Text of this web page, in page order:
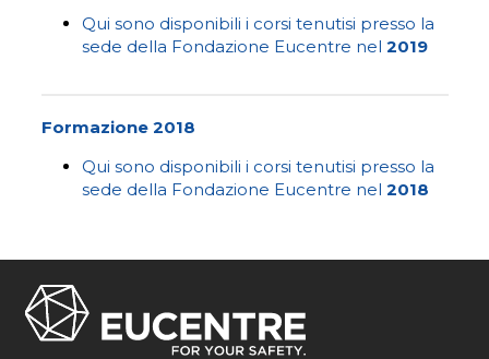
Qui sono disponibili i corsi tenutisi presso la
sede della Fondazione Eucentre nel 2019
Formazione 2018
Qui sono disponibili i corsi tenutisi presso la
sede della Fondazione Eucentre nel 2018